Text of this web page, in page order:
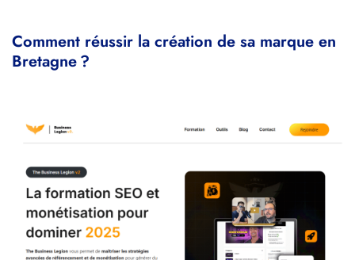
Comment réussir la création de sa marque en
Bretagne ?